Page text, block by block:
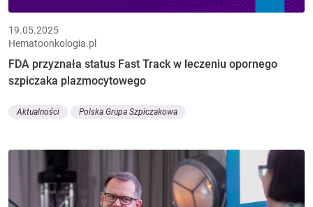
19.05.2025
Hematoonkologia.pl
FDA przyznała status Fast Track w leczeniu opornego
szpiczaka plazmocytowego
Aktualności Polska Grupa Szpiczakowa